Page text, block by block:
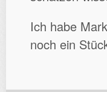
Ich habe
noch ein